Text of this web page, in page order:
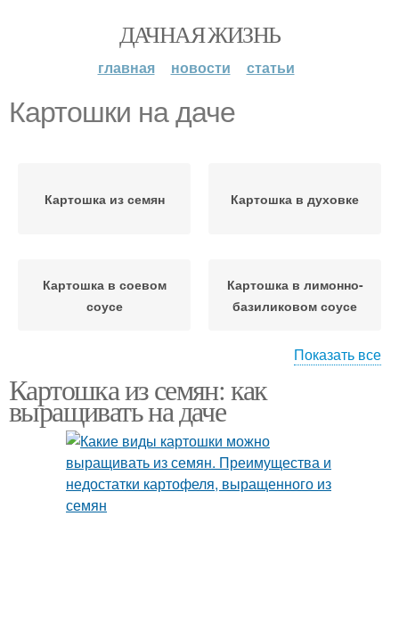
ДАЧНАЯ ЖИЗНЬ
главная новости статьи
Картошки на даче
Картошка из семян Картошка в духовке
Картошка в соевом
соусе
Картошка в лимонно-
базиликовом соусе
Картошки с зеленью Картошка с сулугуни
Показать все
Картошка из семян: как
выращивать на даче